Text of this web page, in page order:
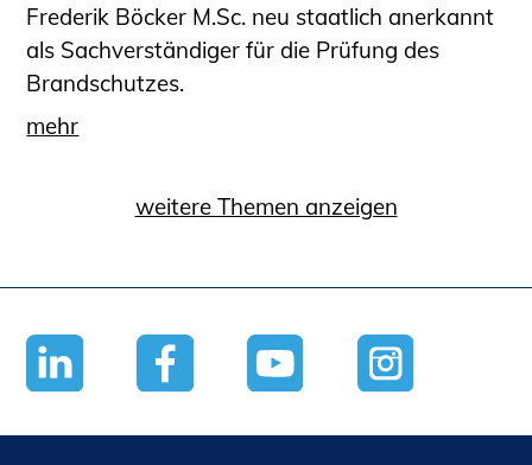
Frederik Böcker M.Sc. neu staatlich anerkannt
als Sachverständiger für die Prüfung des
Brandschutzes.
mehr
weitere Themen anzeigen